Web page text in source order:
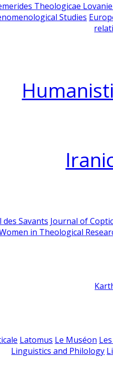
Theologicae
Studies
des Savants Journal of
in Theological
Latomus Le Muséon
Linguistics and Philology